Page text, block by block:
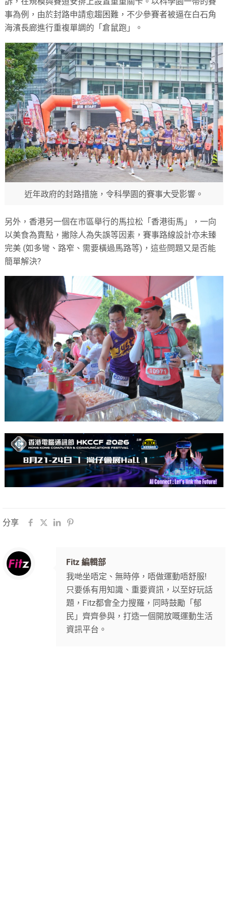
事為例，由於封路申請愈趨困難，不少參賽者被逼在白石角
海濱長廊進行重複單調的「倉鼠跑」。
近年政府的封路措施，令科學園的賽事大受影響。
另外，香港另一個在市區舉行的馬拉松「香港街馬」，一向
以美食為賣點，撇除人為失誤等因素，賽事路線設計亦未臻
完美 (如多彎、路窄、需要橫過馬路等)，這些問題又是否能
簡單解決?
分享
Fitz 編輯部
我哋坐唔定、無時停，唔做運動唔舒服!
只要係有用知識、重要資訊，以至好玩話
題，Fitz都會全力搜羅，同時鼓勵「郁
民」齊齊參與，打造一個開放嘅運動生活
資訊平台。